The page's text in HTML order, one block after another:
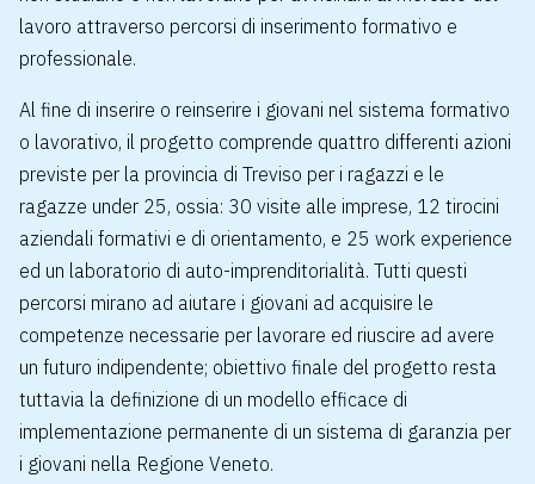
lavoro attraverso percorsi di inserimento formativo e
professionale.
Al fine di inserire o reinserire i giovani nel sistema formativo
o lavorativo, il progetto comprende quattro differenti azioni
previste per la provincia di Treviso per i ragazzi e le
ragazze under 25, ossia: 30 visite alle imprese, 12 tirocini
aziendali formativi e di orientamento, e 25 work experience
ed un laboratorio di auto-imprenditorialità. Tutti questi
percorsi mirano ad aiutare i giovani ad acquisire le
competenze necessarie per lavorare ed riuscire ad avere
un futuro indipendente; obiettivo finale del progetto resta
tuttavia la definizione di un modello efficace di
implementazione permanente di un sistema di garanzia per
i giovani nella Regione Veneto.